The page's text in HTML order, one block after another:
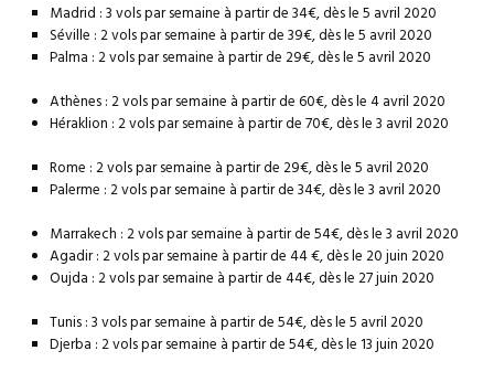
Madrid : 3 vols par semaine à partir de 34€, dès le 5 avril 2020
Séville : 2 vols par semaine à partir de 39€, dès le 5 avril 2020
Palma : 2 vols par semaine à partir de 29€, dès le 5 avril 2020
Athènes : 2 vols par semaine à partir de 60€, dès le 4 avril 2020
Héraklion : 2 vols par semaine à partir de 70€, dès le 3 avril 2020
Rome : 2 vols par semaine à partir de 29€, dès le 5 avril 2020
Palerme : 2 vols par semaine à partir de 34€, dès le 3 avril 2020
Marrakech : 2 vols par semaine à partir de 54€, dès le 3 avril 2020
Agadir : 2 vols par semaine à partir de 44 €, dès le 20 juin 2020
Oujda : 2 vols par semaine à partir de 44€, dès le 27 juin 2020
Tunis : 3 vols par semaine à partir de 54€, dès le 5 avril 2020
Djerba : 2 vols par semaine à partir de 54€, dès le 13 juin 2020